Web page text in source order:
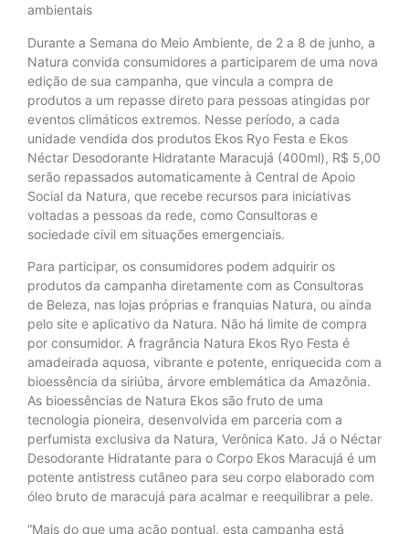
ambientais
Durante a Semana do Meio Ambiente, de 2 a 8 de junho, a
Natura convida consumidores a participarem de uma nova
edição de sua campanha, que vincula a compra de
produtos a um repasse direto para pessoas atingidas por
eventos climáticos extremos. Nesse período, a cada
unidade vendida dos produtos Ekos Ryo Festa e Ekos
Néctar Desodorante Hidratante Maracujá (400ml), R$ 5,00
serão repassados automaticamente à Central de Apoio
Social da Natura, que recebe recursos para iniciativas
voltadas a pessoas da rede, como Consultoras e
sociedade civil em situações emergenciais.
Para participar, os consumidores podem adquirir os
produtos da campanha diretamente com as Consultoras
de Beleza, nas lojas próprias e franquias Natura, ou ainda
pelo site e aplicativo da Natura. Não há limite de compra
por consumidor. A fragrância Natura Ekos Ryo Festa é
amadeirada aquosa, vibrante e potente, enriquecida com a
bioessência da siriúba, árvore emblemática da Amazônia.
As bioessências de Natura Ekos são fruto de uma
tecnologia pioneira, desenvolvida em parceria com a
perfumista exclusiva da Natura, Verônica Kato. Já o Néctar
Desodorante Hidratante para o Corpo Ekos Maracujá é um
potente antistress cutâneo para seu corpo elaborado com
óleo bruto de maracujá para acalmar e reequilibrar a pele.
“Mais do que uma ação pontual, esta campanha está